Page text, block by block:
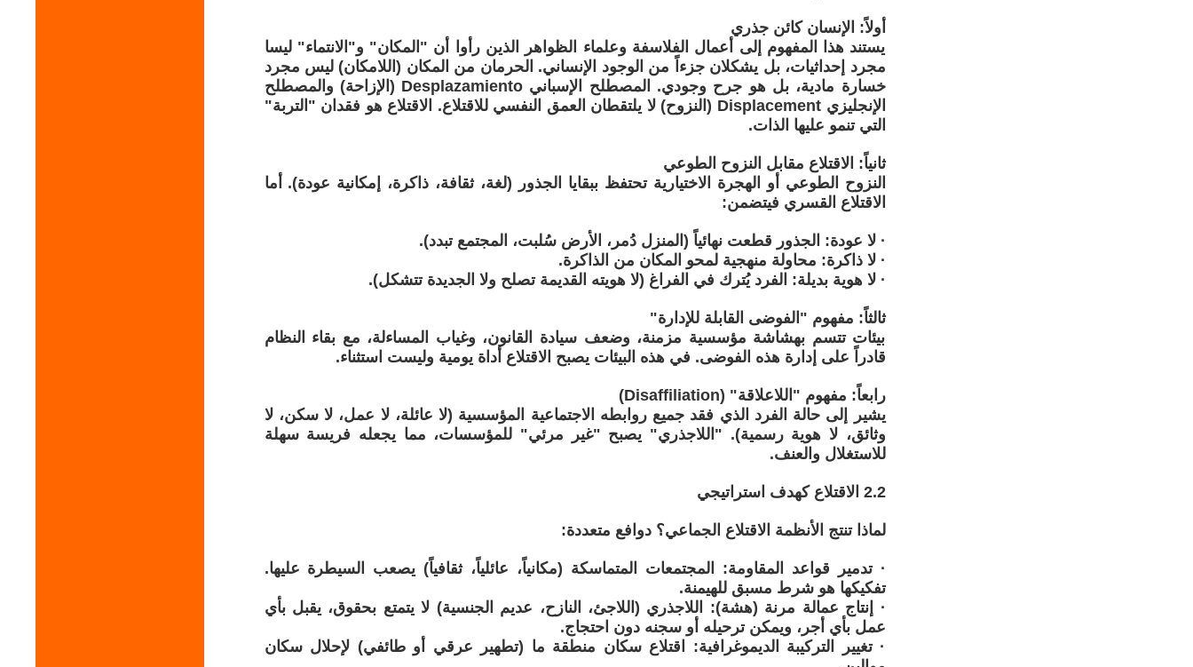
أولاً: الإنسان كائن جذري
يستند هذا المفهوم إلى أعمال الفلاسفة وعلماء الظواهر الذين رأوا أن "المكان" و"الانتماء" ليسا
مجرد إحداثيات، بل يشكلان جزءاً من الوجود الإنساني. الحرمان من المكان (اللامكان) ليس مجرد
خسارة مادية، بل هو جرح وجودي. المصطلح الإسباني Desplazamiento (الإزاحة) والمصطلح
الإنجليزي Displacement (النزوح) لا يلتقطان العمق النفسي للاقتلاع. الاقتلاع هو فقدان "التربة"
التي تنمو عليها الذات.
ثانياً: الاقتلاع مقابل النزوح الطوعي
النزوح الطوعي أو الهجرة الاختيارية تحتفظ ببقايا الجذور (لغة، ثقافة، ذاكرة، إمكانية عودة). أما
الاقتلاع القسري فيتضمن:
· لا عودة: الجذور قطعت نهائياً (المنزل دُمر، الأرض سُلبت، المجتمع تبدد).
· لا ذاكرة: محاولة منهجية لمحو المكان من الذاكرة.
· لا هوية بديلة: الفرد يُترك في الفراغ (لا هويته القديمة تصلح ولا الجديدة تتشكل).
ثالثاً: مفهوم "الفوضى القابلة للإدارة"
بيئات تتسم بهشاشة مؤسسية مزمنة، وضعف سيادة القانون، وغياب المساءلة، مع بقاء النظام
قادراً على إدارة هذه الفوضى. في هذه البيئات يصبح الاقتلاع أداة يومية وليست استثناء.
رابعاً: مفهوم "اللاعلاقة" (Disaffiliation)
يشير إلى حالة الفرد الذي فقد جميع روابطه الاجتماعية المؤسسية (لا عائلة، لا عمل، لا سكن، لا
وثائق، لا هوية رسمية). "اللاجذري" يصبح "غير مرئي" للمؤسسات، مما يجعله فريسة سهلة
للاستغلال والعنف.
2.2 الاقتلاع كهدف استراتيجي
لماذا تنتج الأنظمة الاقتلاع الجماعي؟ دوافع متعددة:
· تدمير قواعد المقاومة: المجتمعات المتماسكة (مكانياً، عائلياً، ثقافياً) يصعب السيطرة عليها.
تفكيكها هو شرط مسبق للهيمنة.
· إنتاج عمالة مرنة (هشة): اللاجذري (اللاجئ، النازح، عديم الجنسية) لا يتمتع بحقوق، يقبل بأي
عمل بأي أجر، ويمكن ترحيله أو سجنه دون احتجاج.
· تغيير التركيبة الديموغرافية: اقتلاع سكان منطقة ما (تطهير عرقي أو طائفي) لإحلال سكان